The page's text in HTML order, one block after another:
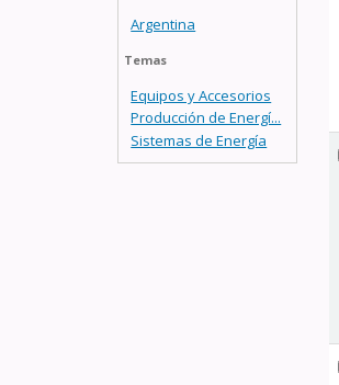
Argentina
Temas
Equipos y Accesorios
Producción de Energí...
Sistemas de Energía